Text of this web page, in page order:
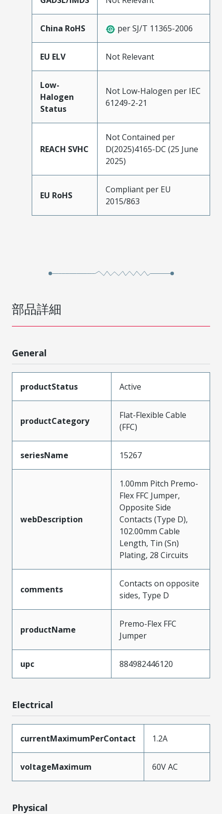
China RoHS per SJ/T 11365-2006
EU ELV Not Relevant
Low-
Halogen
Status
Not Low-Halogen per IEC
61249-2-21
REACH SVHC
Not Contained per
D(2025)4165-DC (25 June
2025)
EU RoHS
Compliant per EU
2015/863
部品詳細
General
productStatus Active
productCategory
Flat-Flexible Cable
(FFC)
seriesName 15267
webDescription
1.00mm Pitch Premo-
Flex FFC Jumper,
Opposite Side
Contacts (Type D),
102.00mm Cable
Length, Tin (Sn)
Plating, 28 Circuits
comments
Contacts on opposite
sides, Type D
productName
Premo-Flex FFC
Jumper
upc 884982446120
Electrical
currentMaximumPerContact 1.2A
voltageMaximum 60V AC
Physical